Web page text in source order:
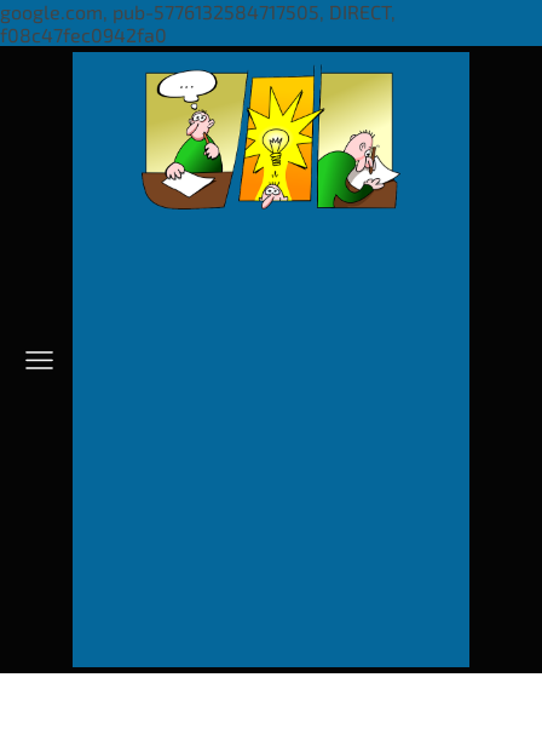
google.com, pub-5776132584717505, DIRECT,
f08c47fec0942fa0